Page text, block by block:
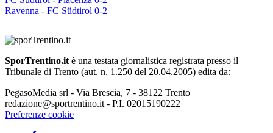
Ravenna - FC Südtirol 0-2
SporTrentino.it è una testata giornalistica registrata presso il
Tribunale di Trento (aut. n. 1.250 del 20.04.2005) edita da:
PegasoMedia srl - Via Brescia, 7 - 38122 Trento
redazione@sportrentino.it - P.I. 02015190222
Preferenze cookie